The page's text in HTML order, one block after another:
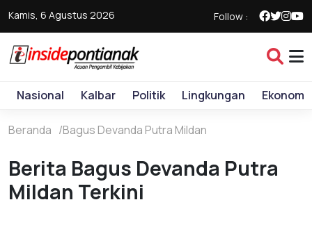
Kamis, 6 Agustus 2026 Follow :
Nasional Kalbar Politik Lingkungan Ekonomi
Beranda Bagus Devanda Putra Mildan
Berita Bagus Devanda Putra
Mildan Terkini